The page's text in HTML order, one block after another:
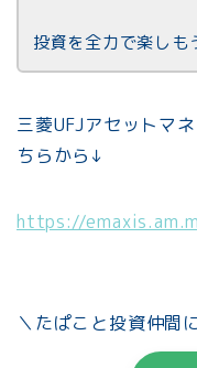
投資を全力で楽しも
三菱UFJアセットマ
ちらから↓
https://
＼たぱこと投資仲間